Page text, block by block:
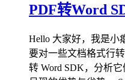
PDF转Word
Hello 大家好，我是小
要对一些文档格式行
转 Word SDK，分析